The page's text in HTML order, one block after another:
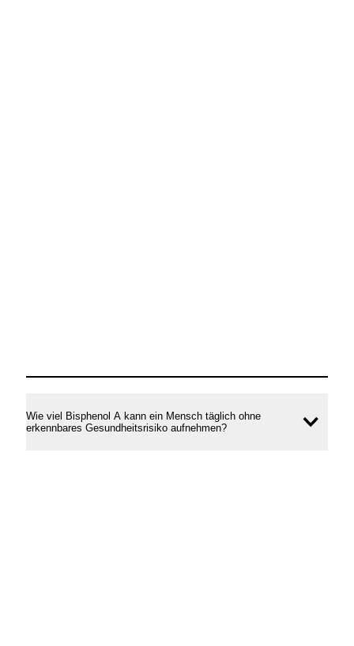
Wie viel Bisphenol A kann ein Mensch täglich ohne
erkennbares Gesundheitsrisiko aufnehmen?